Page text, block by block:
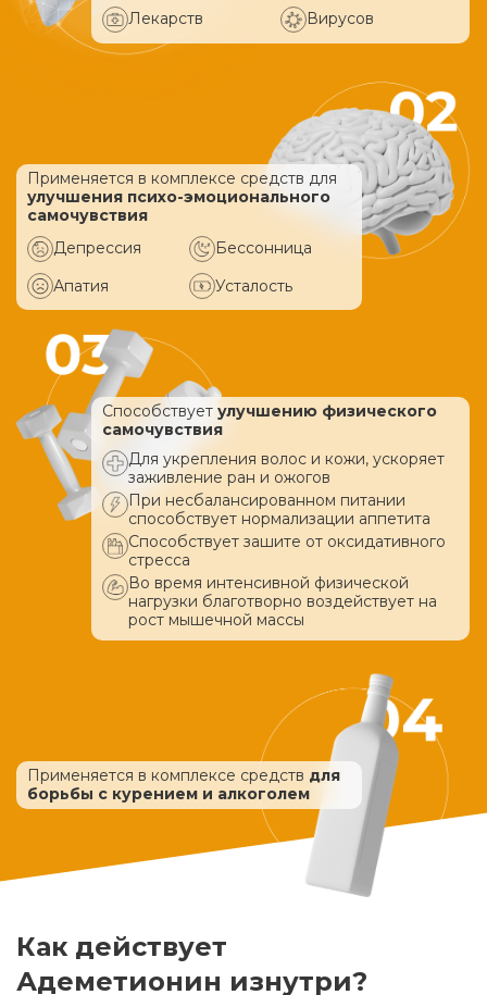
Лекарств
Вирусов
Применяется в комплексе средств для
улучшения психо-эмоционального
самочувствия
Депрессия
Бессонница
Апатия
Усталость
Способствует улучшению физического
самочувствия
Для укрепления волос и кожи, ускоряет
заживление ран и ожогов
При несбалансированном питании
способствует нормализации аппетита
Способствует зашите от оксидативного
стресса
Во время интенсивной физической
нагрузки благотворно воздействует на
рост мышечной массы
Применяется в комплексе средств для
борьбы с курением и алкоголем
Как действует
Адеметионин изнутри?